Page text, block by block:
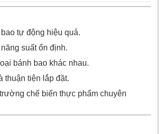
tự động hiệu quả.
suất ổn định.
bánh bao khác nhau.
thuận tiện lắp đặt.
chế biến thực phẩm chuyên